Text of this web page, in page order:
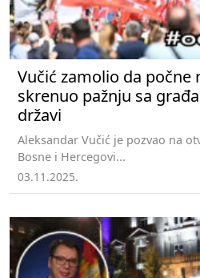
Vučić zamolio da počne
skrenuo pažnju sa
državi
Aleksandar Vučić je pozvao na
Bosne i Hercegovi...
03.11.2025.